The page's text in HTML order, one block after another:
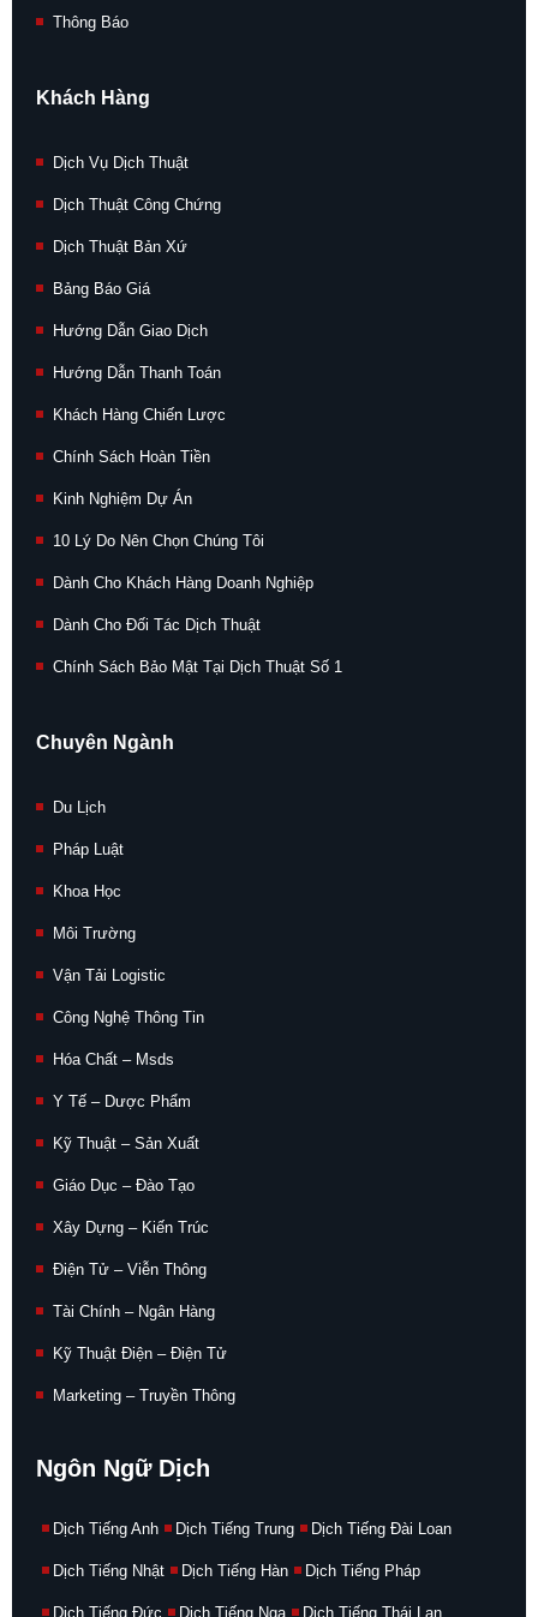
Thông Báo
Khách Hàng
Dịch Vụ Dịch Thuật
Dịch Thuật Công Chứng
Dịch Thuật Bản Xứ
Bảng Báo Giá
Hướng Dẫn Giao Dịch
Hướng Dẫn Thanh Toán
Khách Hàng Chiến Lược
Chính Sách Hoàn Tiền
Kinh Nghiệm Dự Án
10 Lý Do Nên Chọn Chúng Tôi
Dành Cho Khách Hàng Doanh Nghiệp
Dành Cho Đối Tác Dịch Thuật
Chính Sách Bảo Mật Tại Dịch Thuật Số 1
Chuyên Ngành
Du Lịch
Pháp Luật
Khoa Học
Môi Trường
Vận Tải Logistic
Công Nghệ Thông Tin
Hóa Chất – Msds
Y Tế – Dược Phẩm
Kỹ Thuật – Sản Xuất
Giáo Dục – Đào Tạo
Xây Dựng – Kiến Trúc
Điện Tử – Viễn Thông
Tài Chính – Ngân Hàng
Kỹ Thuật Điện – Điện Tử
Marketing – Truyền Thông
Ngôn Ngữ Dịch
Dịch Tiếng Anh Dịch Tiếng Trung Dịch Tiếng Đài Loan
Dịch Tiếng Nhật Dịch Tiếng Hàn Dịch Tiếng Pháp
Dịch Tiếng Đức Dịch Tiếng Nga Dịch Tiếng Thái Lan